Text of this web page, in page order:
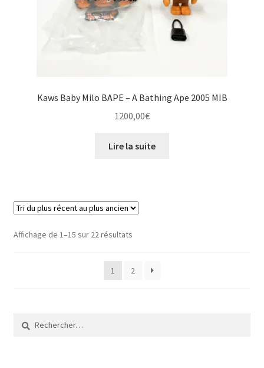
Kaws Baby Milo BAPE – A Bathing Ape 2005 MIB
1200,00€
Lire la suite
Affichage de 1–15 sur 22 résultatsTrié
récent
ancien
1 2
Rechercher :